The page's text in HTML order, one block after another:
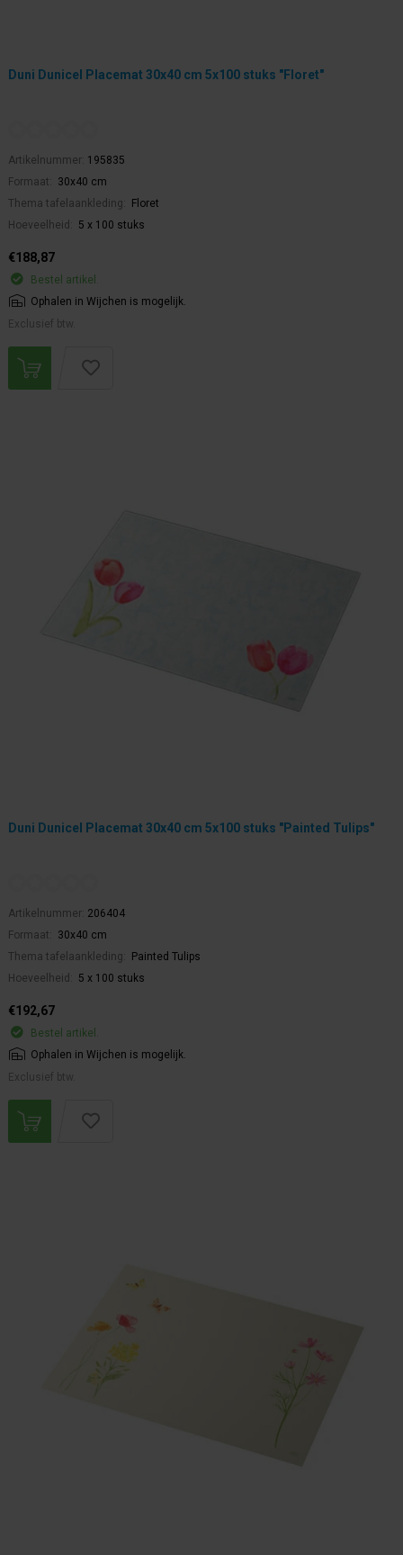
Duni Dunicel Placemat 30x40 cm 5x100 stuks "Floret"
Artikelnummer: 195835
Formaat:
30x40 cm
Thema tafelaankleding:
Floret
Hoeveelheid:
5 x 100 stuks
€188,87
Bestel artikel.
Ophalen in Wijchen is mogelijk.
Exclusief btw.
Duni Dunicel Placemat 30x40 cm 5x100 stuks "Painted Tulips"
Artikelnummer: 206404
Formaat:
30x40 cm
Thema tafelaankleding:
Painted Tulips
Hoeveelheid:
5 x 100 stuks
€192,67
Bestel artikel.
Ophalen in Wijchen is mogelijk.
Exclusief btw.